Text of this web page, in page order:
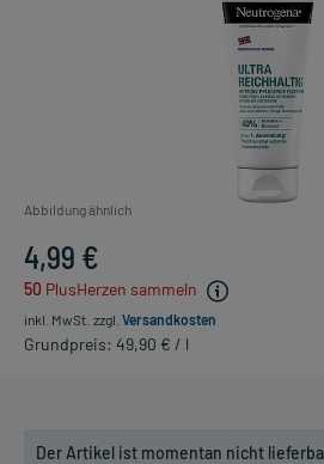
Abbildung ähnlich
4,99 €
50 PlusHerzen sammeln
inkl. MwSt. zzgl. Versandkosten
Grundpreis: 49,90 € / l
Der Artikel ist momentan nicht